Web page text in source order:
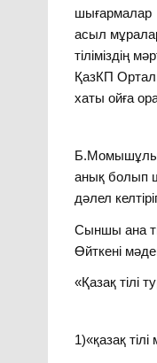
шығармалар
асыл
тіліміздің
ҚазКП
хаты ойға
Б.Момышұлын
анық болып
дәлел
Сыншы ана
Өйткені
«Қазақ тілі
1)«қазақ